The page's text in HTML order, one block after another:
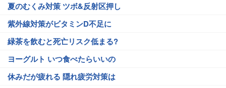
夏のむくみ対策 ツボ&反射区押し
紫外線対策がビタミンD不足に
緑茶を飲むと死亡リスク低まる?
ヨーグルト いつ食べたらいいの
休みだが疲れる 隠れ疲労対策は